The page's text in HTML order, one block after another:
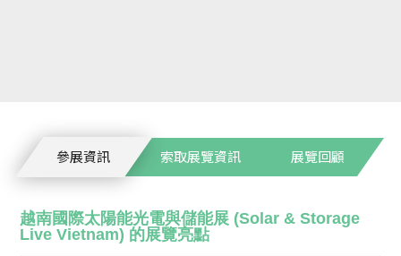
參展資訊 索取展覽資訊 展覽回顧
越南國際太陽能光電與儲能展 (Solar & Storage
Live Vietnam) 的展覽亮點